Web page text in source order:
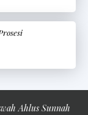
Ahlus Sunnah